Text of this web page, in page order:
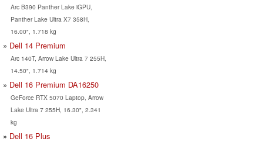
Arc B390 Panther Lake iGPU,
Panther Lake Ultra X7 358H,
16.00", 1.718 kg
Dell 14 Premium
Arc 140T, Arrow Lake Ultra 7 255H,
14.50", 1.714 kg
Dell 16 Premium DA16250
GeForce RTX 5070 Laptop, Arrow
Lake Ultra 7 255H, 16.30", 2.341
kg
Dell 16 Plus